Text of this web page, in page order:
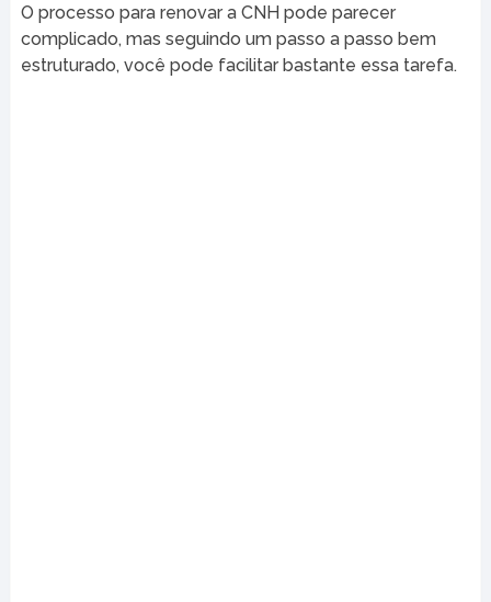
O processo para renovar a CNH pode parecer
complicado, mas seguindo um passo a passo bem
estruturado, você pode facilitar bastante essa tarefa.